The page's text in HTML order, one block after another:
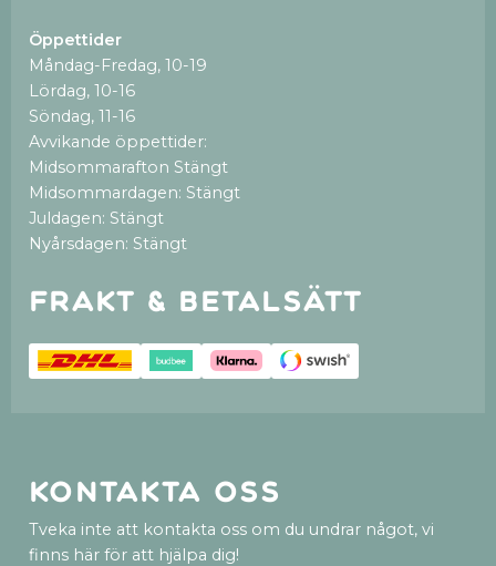
Öppettider
Måndag-Fredag, 10-19
Lördag, 10-16
Söndag, 11-16
Avvikande öppettider:
Midsommarafton Stängt
Midsommardagen: Stängt
Juldagen: Stängt
Nyårsdagen: Stängt
Frakt & betalsätt
Kontakta oss
Tveka inte att kontakta oss om du undrar något, vi
finns här för att hjälpa dig!